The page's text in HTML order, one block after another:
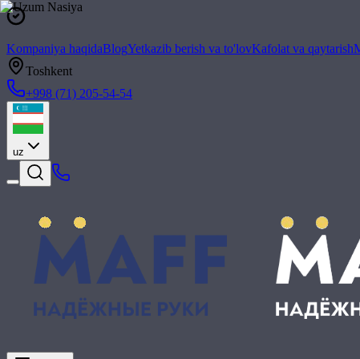
Kompaniya haqidaBlogYetkazib berish va to'lovKafolat va qaytarish
Toshkent
+998 (71) 205-54-54
uz